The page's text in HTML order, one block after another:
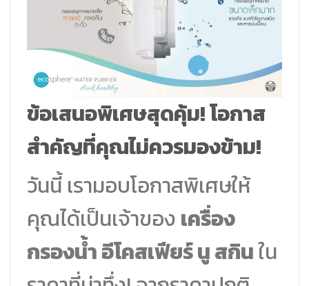
ข้อเสนอพิเศษสุดคุ้ม! โอกาส
สำคัญที่คุณไม่ควรมองข้าม!
วันนี้ เรามอบโอกาสพิเศษให้
คุณได้เป็นเจ้าของ เครื่อง
กรองน้ำ อีโคสเฟียร์ นู สกินใน